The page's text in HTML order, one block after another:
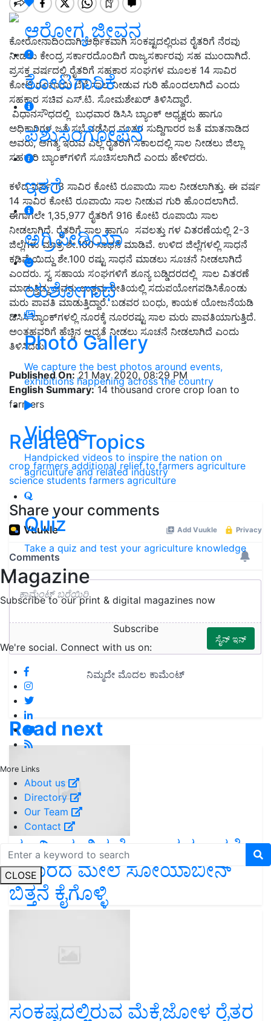
ಆರೋಗ್ಯ ಜೀವನ
ತೋಟಗಾರಿಕೆ
ಪಶುಸಂಗೋಪನೆ
ಇತರೆ
ಅಗ್ರಿಪೀಡಿಯಾ
ಯಶೋಗಾಥೆ
Photo Gallery
We capture the best photos around events,
exhibitions happening across the country
Videos
Handpicked videos to inspire the nation on
agriculture and related industry
Quiz
Take a quiz and test your agriculture knowledge
Magazine
Subscribe to our print & digital magazines now
Subscribe
We're social. Connect with us on:
More Links
About us
Directory
Our Team
Contact
CLOSE
ಕೋರೋನಾದಿಂದಾಗಿ ಆರ್ಥಿಕವಾಗಿ ಸಂಕಷ್ಟದಲ್ಲಿರುವ ರೈತರಿಗೆ ನೆರವು
ನೀಡಲು ಕೇಂದ್ರ ಸರ್ಕಾರದೊಂದಿಗೆ ರಾಜ್ಯಸರ್ಕಾರವು ಸಹ ಮುಂದಾಗಿದೆ.
ಪ್ರಸಕ್ತ ವರ್ಷದಲ್ಲಿ ರೈತರಿಗೆ ಸಹಕಾರ ಸಂಘಗಳ ಮೂಲಕ 14 ಸಾವಿರ
ಕೋಟಿ ರೂಪಾಯಿ ಬೆಳೆ ಸಾಲ ನೀಡುವ ಗುರಿ ಹೊಂದಲಾಗಿದೆ ಎಂದು
ಸಹಕಾರ ಸಚಿವ ಎಸ್‌.ಟಿ. ಸೋಮಶೇಖರ್‌ ತಿಳಿಸಿದ್ದಾರೆ.
ವಿಧಾನಸೌಧದಲ್ಲಿ ಬುಧವಾರ ಡಿಸಿಸಿ ಬ್ಯಾಂಕ್‌ ಅಧ್ಯಕ್ಷರು ಹಾಗೂ
ಅಧಿಕಾರಿಗಳ ಜತೆ ಸಭೆ ನಡೆಸಿದ ನಂತರ ಸುದ್ದಿಗಾರರ ಜತೆ ಮಾತನಾಡಿದ
ಅವರು, ಅಗತ್ಯ ಇರುವ ಎಲ್ಲ ರೈತರಿಗೆ ಸಕಾಲದಲ್ಲಿ ಸಾಲ ನೀಡಲು ಜಿಲ್ಲಾ
ಸಹಕಾರಿ ಬ್ಯಾಂಕ್‌ಗಳಿಗೆ ಸೂಚಿಸಲಾಗಿದೆ ಎಂದು ಹೇಳಿದರು.
ಕಳೆದ ವರ್ಷ 13 ಸಾವಿರ ಕೋಟಿ ರೂಪಾಯಿ ಸಾಲ ನೀಡಲಾಗಿತ್ತು. ಈ ವರ್ಷ
14 ಸಾವಿರ ಕೋಟಿ ರೂಪಾಯಿ ಸಾಲ ನೀಡುವ ಗುರಿ ಹೊಂದಲಾಗಿದೆ.
ಈಗಾಗಲೇ 1,35,977 ರೈತರಿಗೆ 916 ಕೋಟಿ ರೂಪಾಯಿ ಸಾಲ
ನೀಡಲಾಗಿದೆ. ರೈತರಿಗೆ ಸಾಲ ಹಾಗೂ ಸವಲತ್ತು ಗಳ ವಿತರಣೆಯಲ್ಲಿ 2-3
ಜಿಲ್ಲೆಗಳು ಮಾತ್ರ ಶೇ.100 ಸಾಧನೆ ಮಾಡಿವೆ. ಉಳಿದ ಜಿಲ್ಲೆಗಳಲ್ಲಿ ಸಾಧನೆ
ಕಡಿಮೆಯಿದ್ದು ಶೇ.100 ರಷ್ಟು ಸಾಧನೆ ಮಾಡಲು ಸೂಚನೆ ನೀಡಲಾಗಿದೆ
ಎಂದರು. ಸ್ವ ಸಹಾಯ ಸಂಘಗಳಿಗೆ ಶೂನ್ಯ ಬಡ್ಡಿದರದಲ್ಲಿ ಸಾಲ ವಿತರಣೆ
ಮಾಡುತ್ತಿದ್ದು ಅವರು ಉತ್ತಮ ರೀತಿಯಲ್ಲಿ ಸದುಪಯೋಗಪಡಿಸಿಕೊಂಡು
ಮರು ಪಾವತಿ ಮಾಡುತ್ತಿದ್ದಾರೆ. ಬಡವರ ಬಂಧು, ಕಾಯಕ ಯೋಜನೆಯಡಿ
ಡಿಸಿಸಿ ಬ್ಯಾಂಕ್‌ಗಳಲ್ಲಿ ನೂರಕ್ಕೆ ನೂರರಷ್ಟು ಸಾಲ ಮರು ಪಾವತಿಯಾಗುತ್ತಿದೆ.
ಅಂತಹವರಿಗೆ ಹೆಚ್ಚಿನ ಆದ್ಯತೆ ನೀಡಲು ಸೂಚನೆ ನೀಡಲಾಗಿದೆ ಎಂದು
ತಿಳಿಸಿದರು.
Published On: 21 May 2020, 08:29 PM
English Summary:14 thousand crore crop loan to
farmers
Related Topics
crop farmers additional relief to farmers agriculture
science students farmers agriculture
Share your comments
Read next
ಭೂಮಿಯಲ್ಲಿನ ತೇವಾಂಶದ ಲಭ್ಯತೆ
ಆಧಾರದ ಮೇಲೆ ಸೋಯಾಬೀನ್
ಬಿತ್ತನೆ ಕೈಗೊಳ್ಳಿ
ಸಂಕಷ್ಟದಲ್ಲಿರುವ ಮೆಕ್ಕೆಜೋಳ ರೈತರ